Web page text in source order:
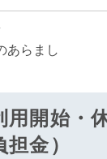
あらまし
用開始・
担金）